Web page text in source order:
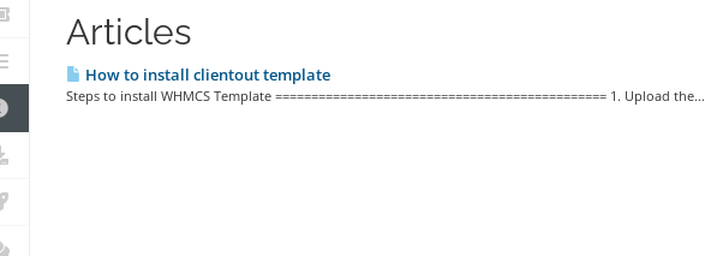
Articles
How to install clientout template
Steps to install WHMCS Template ============================================== 1. Upload the...